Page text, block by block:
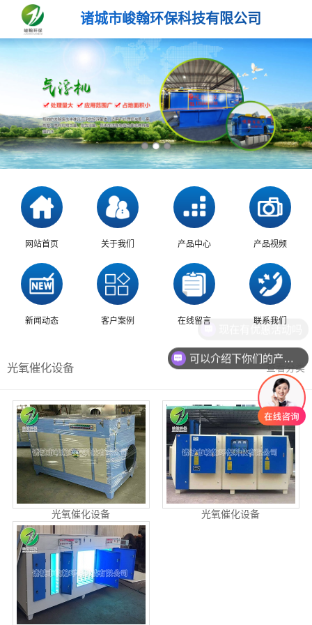
诸城市峻翰环保科技有限公司
网站首页 关于我们 产品中心 产品视频
新闻动态 客户案例 在线留言 联系我们
光氧催化设备 查看分类
光氧催化设备 光氧催化设备
现在有优惠活动吗